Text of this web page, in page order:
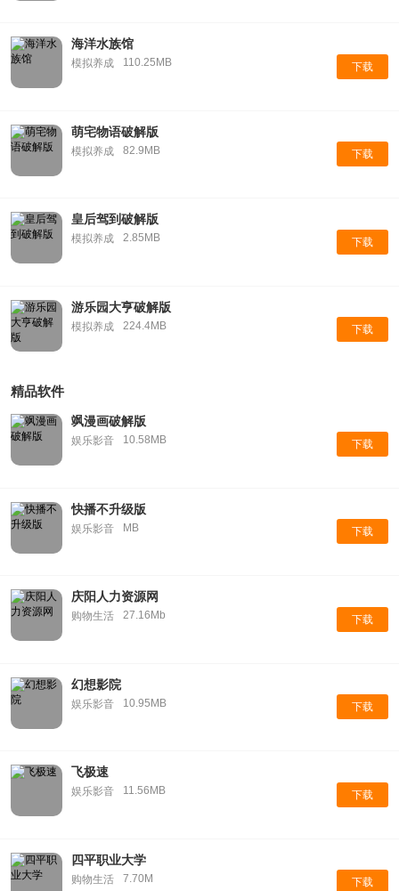
海洋水族馆
模拟养成 110.25MB 下载
萌宅物语破解版
模拟养成 82.9MB 下载
皇后驾到破解版
模拟养成 2.85MB 下载
游乐园大亨破解版
模拟养成 224.4MB 下载
精品软件
飒漫画破解版
娱乐影音 10.58MB 下载
快播不升级版
娱乐影音 MB 下载
庆阳人力资源网
购物生活 27.16Mb 下载
幻想影院
娱乐影音 10.95MB 下载
飞极速
娱乐影音 11.56MB 下载
四平职业大学
购物生活 7.70M 下载